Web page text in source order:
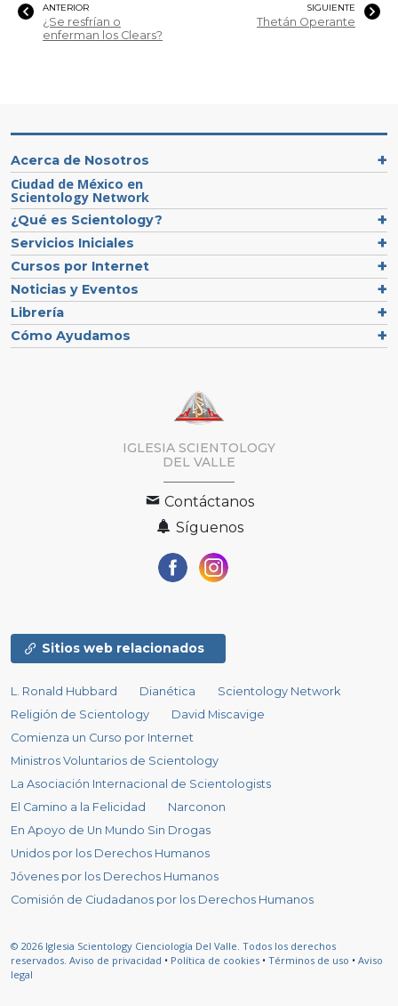
ANTERIOR
¿Se resfrían o
enferman los Clears?
SIGUIENTE
Thetán Operante
Acerca de Nosotros
Ciudad de México en
Scientology Network
¿Qué es Scientology?
Servicios Iniciales
Cursos por Internet
Noticias y Eventos
Librería
Cómo Ayudamos
IGLESIA SCIENTOLOGY
DEL VALLE
Contáctanos
Síguenos
Sitios web relacionados
L. Ronald Hubbard Dianética
Scientology Network
Religión de Scientology
David Miscavige
Comienza un Curso por Internet
Ministros Voluntarios de Scientology
La Asociación Internacional de Scientologists
El Camino a la Felicidad
Narconon
En Apoyo de Un Mundo Sin Drogas
Unidos por los Derechos Humanos
Jóvenes por los Derechos Humanos
Comisión de Ciudadanos por los Derechos Humanos
© 2026 Iglesia Scientology Cienciología Del Valle. Todos los derechos
reservados. Aviso de privacidad • Política de cookies • Términos de uso • Aviso
legal